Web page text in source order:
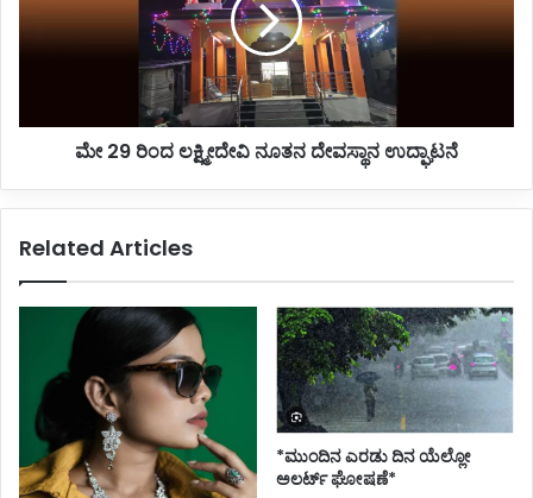
ಮೇ 29 ರಿಂದ ಲಕ್ಷ್ಮೀದೇವಿ ನೂತನ ದೇವಸ್ಥಾನ ಉದ್ಘಾಟನೆ
Related Articles
*ಮುಂದಿನ ಎರಡು ದಿನ ಯೆಲ್ಲೋ
ಅಲರ್ಟ್ ಘೋಷಣೆ*